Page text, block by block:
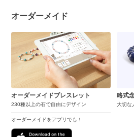
オーダーメイド
オーダーメイドブレスレット
230種以上の石で自由にデザイン
オーダーメイドをアプリでも！
略式
大切な